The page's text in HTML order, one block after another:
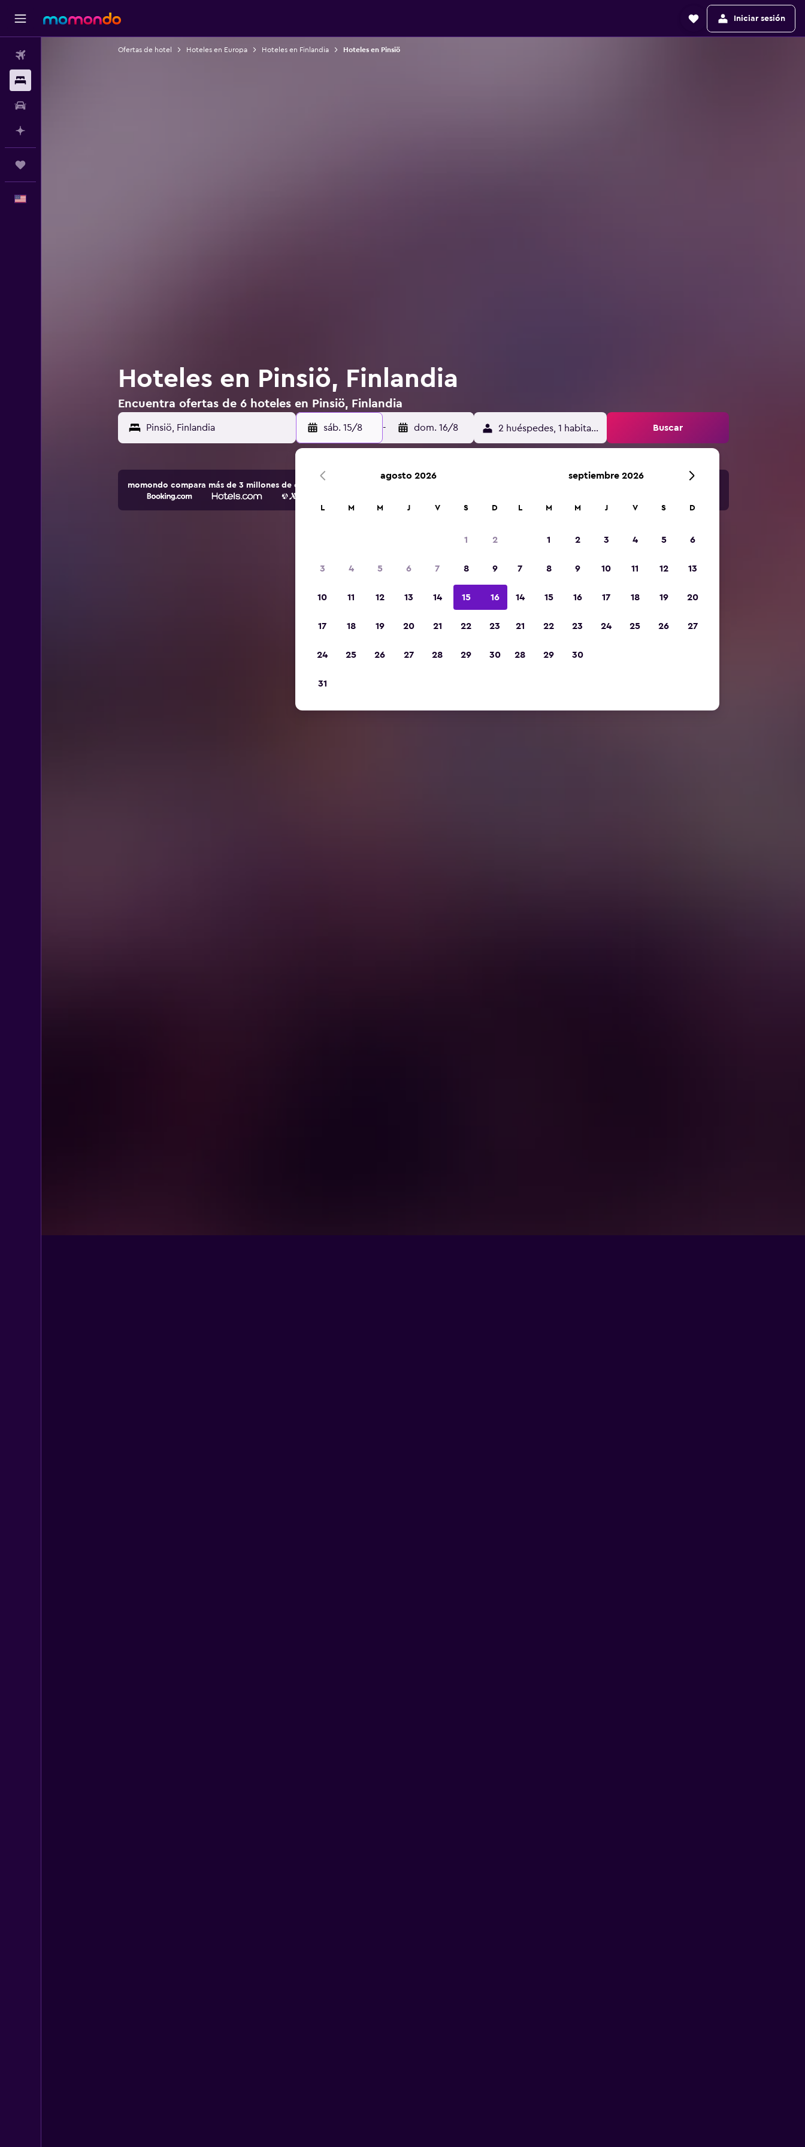
Iniciar sesión
Ofertas de hotel Hoteles en Europa Hoteles en Finlandia Hoteles en Pinsiö
Hoteles en Pinsiö, Finlandia
Encuentra ofertas de 6 hoteles en Pinsiö, Finlandia
Pinsiö, Finlandia sáb. 15/8 - dom. 16/8 2 huéspedes, 1 habitación Buscar
momondo compara más de 3 millones de opciones de hoteles y alojamientos.
agosto 2026
L M M J V S D
1 2
3 4 5 6 7 8 9
10 11 12 13 14 15 16
17 18 19 20 21 22 23
24 25 26 27 28 29 30
31
septiembre 2026
L M M J V S D
1 2 3 4 5 6
7 8 9 10 11 12 13
14 15 16 17 18 19 20
21 22 23 24 25 26 27
28 29 30